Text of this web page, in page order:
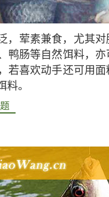
，荤素兼食，尤其
鸭肠等自然饵料，
若喜欢动手还可用
。